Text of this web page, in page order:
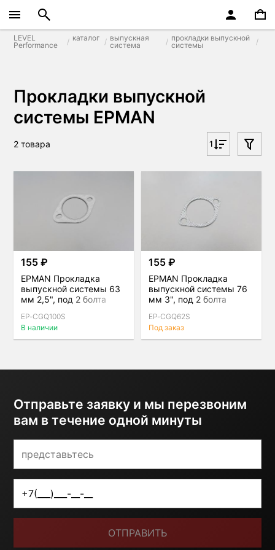
LEVEL
Performance
каталог
выпускная
система
прокладки выпускной
системы
Прокладки выпускной
системы EPMAN
2 товара 1
155 ₽
EPMAN Прокладка
выпускной системы 63
мм 2,5", под 2 болта
EP-CGQ100S
В наличии
155 ₽
EPMAN Прокладка
выпускной системы 76
мм 3", под 2 болта
EP-CGQ62S
Под заказ
Отправьте заявку и мы перезвоним
вам в течение одной минуты
ОТПРАВИТЬ